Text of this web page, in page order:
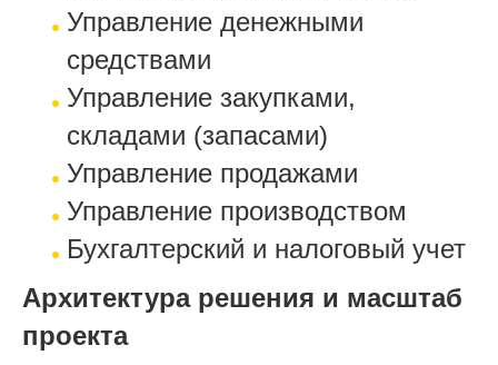
Управление денежными
средствами
Управление закупками,
складами (запасами)
Управление продажами
Управление производством
Бухгалтерский и налоговый учет
Архитектура решения и масштаб
проекта